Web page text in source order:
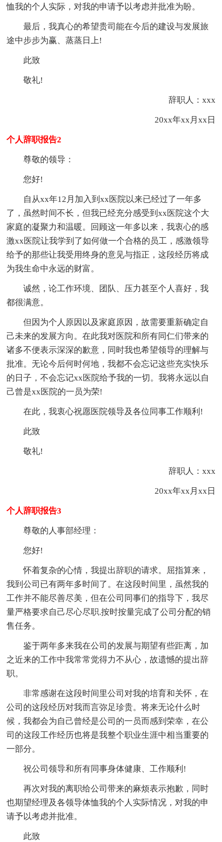
恤我的个人实际，对我的申请予以考虑并批准为盼。
最后，我真心的希望贵司能在今后的建设与发展旅
途中步步为赢、蒸蒸日上!
此致
敬礼!
辞职人：xxx
20xx年xx月xx日
个人辞职报告2
尊敬的领导：
您好!
自从xx年12月加入到xx医院以来已经过了一年多
了，虽然时间不长，但我已经充分感受到xx医院这个大
家庭的凝聚力和温暖。回顾这一年多以来，我衷心的感
激xx医院让我学到了如何做一个合格的员工，感激领导
给予的那些让我受用终身的意见与指正，这段经历将成
为我生命中永远的财富。
诚然，论工作环境、团队、压力甚至个人喜好，我
都很满意。
但因为个人原因以及家庭原因，故需要重新确定自
己未来的发展方向。在此我对医院和所有同仁们带来的
诸多不便表示深深的歉意，同时我也希望领导的理解与
批准。无论今后何时何地，我都不会忘记这些充实快乐
的日子，不会忘记xx医院给予我的一切。我将永远以自
己曾是xx医院的一员为荣!
在此，我衷心祝愿医院领导及各位同事工作顺利!
此致
敬礼!
辞职人：xxx
20xx年xx月xx日
个人辞职报告3
尊敬的人事部经理：
您好!
怀着复杂的心情，我提出辞职的请求。屈指算来，
我到公司已有两年多时间了。在这段时间里，虽然我的
工作并不能尽善尽美，但在公司同事们的指导下，我尽
量严格要求自己尽心尽职.按时按量完成了公司分配的销
售任务。
鉴于两年多来我在公司的发展与期望有些距离，加
之近来的工作中我常常觉得力不从心，故遗憾的提出辞
职。
非常感谢在这段时间里公司对我的培育和关怀，在
公司的这段经历对我而言弥足珍贵。将来无论什么时
候，我都会为自己曾经是公司的一员而感到荣幸，在公
司的这段工作经历也将是我整个职业生涯中相当重要的
一部分。
祝公司领导和所有同事身体健康、工作顺利!
再次对我的离职给公司带来的麻烦表示抱歉，同时
也期望经理及各领导体恤我的个人实际情况，对我的申
请予以考虑并批准。
此致